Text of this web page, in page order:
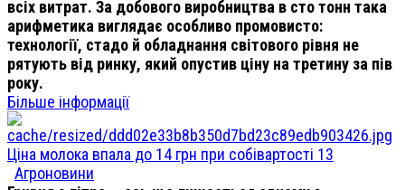
всіх витрат. За добового виробництва в сто тонн така
арифметика виглядає особливо промовисто:
технології, стадо й обладнання світового рівня не
рятують від ринку, який опустив ціну на третину за пів
року.
Більше інформації
Ціна молока впала до 14 грн при собівартості 13
Агроновини